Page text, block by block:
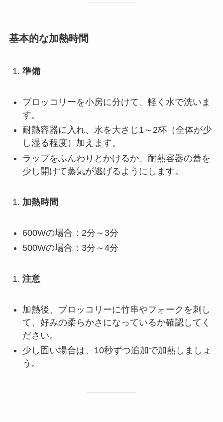
基本的な加熱時間
準備
ブロッコリーを小房に分けて、軽く水で洗いま
す。
耐熱容器に入れ、水を大さじ1～2杯（全体が少
し湿る程度）加えます。
ラップをふんわりとかけるか、耐熱容器の蓋を
少し開けて蒸気が逃げるようにします。
加熱時間
600Wの場合：2分～3分
500Wの場合：3分～4分
注意
加熱後、ブロッコリーに竹串やフォークを刺し
て、好みの柔らかさになっているか確認してく
ださい。
少し固い場合は、10秒ずつ追加で加熱しましょ
う。